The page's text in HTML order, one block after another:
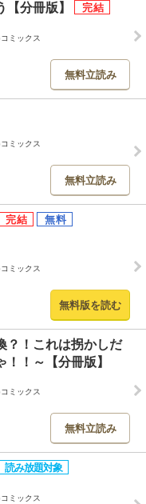
【分冊版】
ミックス
無料立読み
ミックス
無料立読み
ミックス
無料版を読む
！これは拐かしだ
！～【分冊版】
ミックス
無料立読み
ミックス